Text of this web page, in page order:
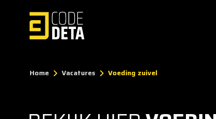
Home Vacatures Voeding zuivel